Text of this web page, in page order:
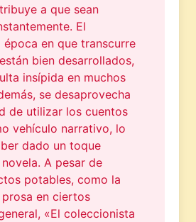
a que sean
El
época en que transcurre
bien desarrollados,
insípida en muchos
se desaprovecha
de utilizar los cuentos
vehículo narrativo, lo
dado un toque
A pesar de
potables, como la
en ciertos
«El coleccionista